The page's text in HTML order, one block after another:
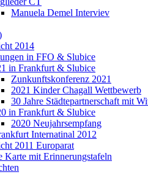
Manuela Demel Interviev
2014
in FFO & Slubice
in Frankfurt & Slubice
Zunkunftskonferenz 2021
2021 Kinder Chagall Wettbewerb
30 Jahre Städtepartnerschaft mit
in Frankfurt & Slubice
2020 Neujahrsempfang
Internatinal 2012
2011 Europarat
Karte mit Erinnerungstafeln